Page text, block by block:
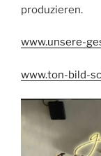
produzieren.
www.unsere-
www.ton-bild-